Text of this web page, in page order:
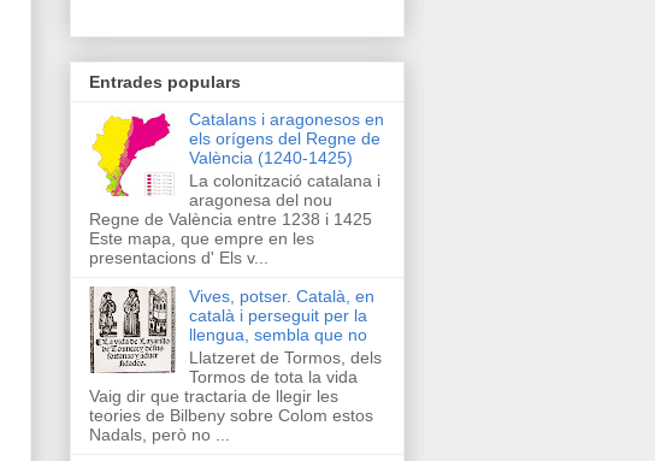
Entrades populars
Catalans i aragonesos en
els orígens del Regne de
València (1240-1425)
La colonització catalana i
aragonesa del nou
Regne de València entre 1238 i 1425
Este mapa, que empre en les
presentacions d' Els v...
Vives, potser. Català, en
català i perseguit per la
llengua, sembla que no
Llatzeret de Tormos, dels
Tormos de tota la vida
Vaig dir que tractaria de llegir les
teories de Bilbeny sobre Colom estos
Nadals, però no ...